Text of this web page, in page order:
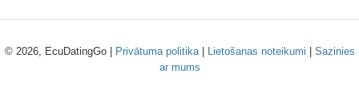
© 2026, EcuDatingGo | Privātuma politika| Lietošanas noteikumi
Sazinies
ar mums